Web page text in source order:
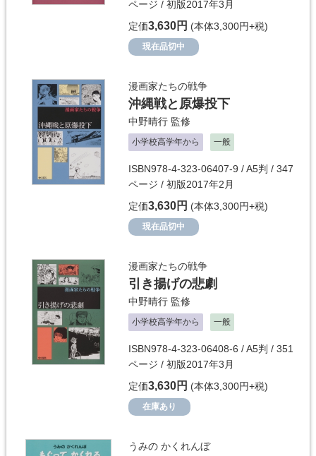
ページ / 初版2017年3月
定価3,630円 (本体3,300円+税)
現在品切中
漫画家たちの戦争
沖縄戦と原爆投下
中野晴行 監修
小学校高学年から 一般
ISBN978-4-323-06407-9 / A5判 / 347
ページ / 初版2017年2月
定価3,630円 (本体3,300円+税)
現在品切中
漫画家たちの戦争
引き揚げの悲劇
中野晴行 監修
小学校高学年から 一般
ISBN978-4-323-06408-6 / A5判 / 351
ページ / 初版2017年3月
定価3,630円 (本体3,300円+税)
在庫あり
うみの かくれんぼ